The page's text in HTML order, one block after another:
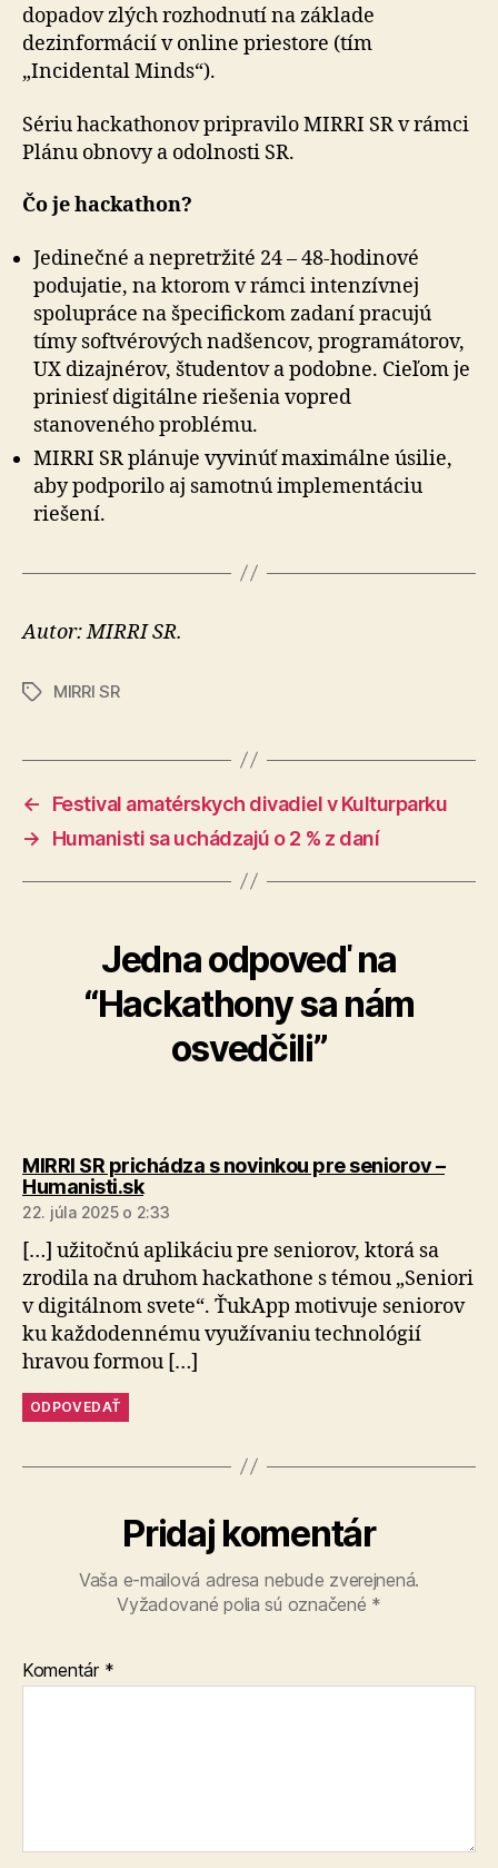
dopadov zlých rozhodnutí na základe
dezinformácií v online priestore (tím
„Incidental Minds“).
Sériu hackathonov pripravilo MIRRI SR v rámci
Plánu obnovy a odolnosti SR.
Čo je hackathon?
Jedinečné a nepretržité 24 – 48-hodinové
podujatie, na ktorom v rámci intenzívnej
spolupráce na špecifickom zadaní pracujú
tímy softvérových nadšencov, programátorov,
UX dizajnérov, študentov a podobne. Cieľom je
priniesť digitálne riešenia vopred
stanoveného problému.
MIRRI SR plánuje vyvinúť maximálne úsilie,
aby podporilo aj samotnú implementáciu
riešení.
Autor: MIRRI SR.
ZnačkyMIRRI SR
←
Festival amatérskych divadiel v Kulturparku
→
Humanisti sa uchádzajú o 2 % z daní
Jedna odpoveď na
“Hackathony sa nám
osvedčili”
MIRRI SR prichádza s novinkou pre seniorov –
Humanisti.skhovorí:
22. júla 2025 o 2:33
[…] užitočnú aplikáciu pre seniorov, ktorá sa
zrodila na druhom hackathone s témou „Seniori
v digitálnom svete“. ŤukApp motivuje seniorov
ku každodennému využívaniu technológií
hravou formou […]
ODPOVEDAŤ
Pridaj komentár
Vaša e-mailová adresa nebude zverejnená.
Vyžadované polia sú označené *
Komentár *